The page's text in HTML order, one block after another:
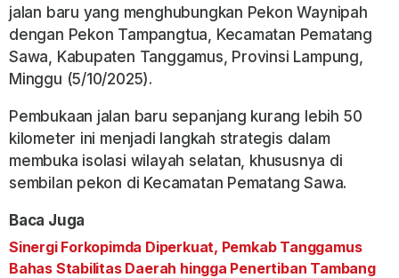
jalan baru yang menghubungkan Pekon Waynipah
dengan Pekon Tampangtua, Kecamatan Pematang
Sawa, Kabupaten Tanggamus, Provinsi Lampung,
Minggu (5/10/2025).
Pembukaan jalan baru sepanjang kurang lebih 50
kilometer ini menjadi langkah strategis dalam
membuka isolasi wilayah selatan, khususnya di
sembilan pekon di Kecamatan Pematang Sawa.
Baca Juga
Sinergi Forkopimda Diperkuat, Pemkab Tanggamus
Bahas Stabilitas Daerah hingga Penertiban Tambang